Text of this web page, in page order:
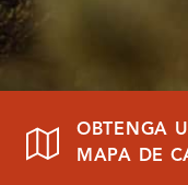
OBTENGA
MAPA DE